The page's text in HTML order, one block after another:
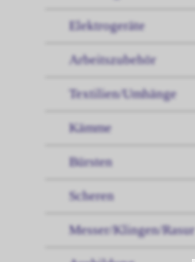
Elektrogeräte
Arbeitszubehör
Textilien/Umhänge
Kämme
Bürsten
Scheren
Messer/Klingen/Rasur